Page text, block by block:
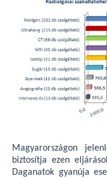
Magyarországon
biztosítja ezen
Daganatok gyanúja